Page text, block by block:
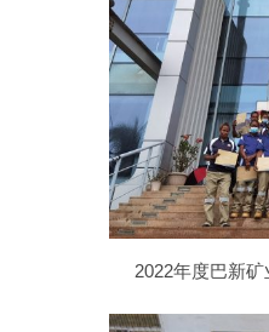
2022年度巴新